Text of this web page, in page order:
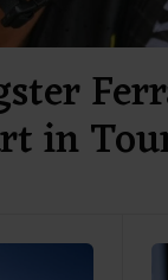
in